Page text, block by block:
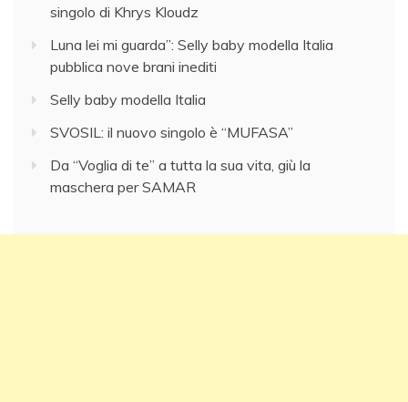
singolo di Khrys Kloudz
Luna lei mi guarda”: Selly baby modella Italia
pubblica nove brani inediti
Selly baby modella Italia
SVOSIL: il nuovo singolo è “MUFASA”
Da “Voglia di te” a tutta la sua vita, giù la
maschera per SAMAR